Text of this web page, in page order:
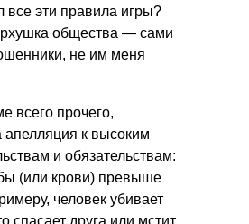
все эти правила игры?
общества — сами
не им меня
всего прочего,
апелляция к высоким
и обязательствам:
(или крови) превыше
человек убивает
спасает друга или мстит